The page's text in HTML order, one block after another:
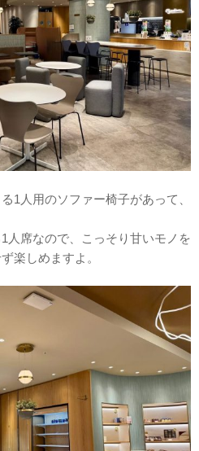
1人用のソファー椅子があって、
人席なので、こっそり甘いモノを
楽しめますよ。